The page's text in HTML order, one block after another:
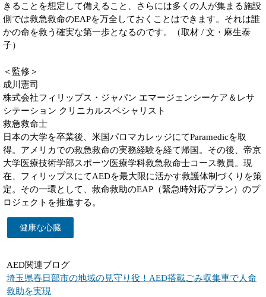
きることを想定して備えること、さらには多くの人が集まる施設
側では救急救命のEAPを万全しておくことはできます。それは誰
かの命を救う確実な第一歩となるのです。（取材 / 文・麻生泰
子）
＜監修＞
成川憲司
株式会社フィリップス・ジャパン エマージェンシーケア＆レサ
シテーション クリニカルスペシャリスト
救急救命士
日本の大学を卒業後、米国パロマカレッジにてParamedicを取
得。アメリカでの救急救命の実務経験を経て帰国。その後、帝京
大学医療技術学部スポーツ医療学科救急救命士コース教員。現
在、フィリップスにてAEDを最大限に活かす救護体制づくりを策
定。その一環として、救命救助のEAP（緊急時対応プラン）のプ
ロジェクトを推進する。
健康な心臓
AED関連ブログ
埼玉県春日部市の地域の見守り役！AED搭載ごみ収集車で人命
救助を実現